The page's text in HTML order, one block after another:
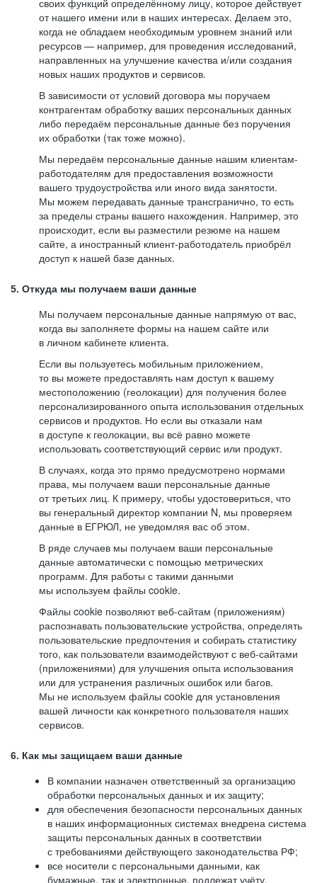
своих функций определённому лицу, которое действует
от нашего имени или в наших интересах. Делаем это,
когда не обладаем необходимым уровнем знаний или
ресурсов — например, для проведения исследований,
направленных на улучшение качества и/или создания
новых наших продуктов и сервисов.
В зависимости от условий договора мы поручаем
контрагентам обработку ваших персональных данных
либо передаём персональные данные без поручения
их обработки (так тоже можно).
Мы передаём персональные данные нашим клиентам-
работодателям для предоставления возможности
вашего трудоустройства или иного вида занятости.
Мы можем передавать данные трансгранично, то есть
за пределы страны вашего нахождения. Например, это
происходит, если вы разместили резюме на нашем
сайте, а иностранный клиент-работодатель приобрёл
доступ к нашей базе данных.
5. Откуда мы получаем ваши данные
Мы получаем персональные данные напрямую от вас,
когда вы заполняете формы на нашем сайте или
в личном кабинете клиента.
Если вы пользуетесь мобильным приложением,
то вы можете предоставлять нам доступ к вашему
местоположению (геолокации) для получения более
персонализированного опыта использования отдельных
сервисов и продуктов. Но если вы отказали нам
в доступе к геолокации, вы всё равно можете
использовать соответствующий сервис или продукт.
В случаях, когда это прямо предусмотрено нормами
права, мы получаем ваши персональные данные
от третьих лиц. К примеру, чтобы удостовериться, что
вы генеральный директор компании N, мы проверяем
данные в ЕГРЮЛ, не уведомляя вас об этом.
В ряде случаев мы получаем ваши персональные
данные автоматически с помощью метрических
программ. Для работы с такими данными
мы используем файлы cookie.
Файлы cookie позволяют веб-сайтам (приложениям)
распознавать пользовательские устройства, определять
пользовательские предпочтения и собирать статистику
того, как пользователи взаимодействуют с веб-сайтами
(приложениями) для улучшения опыта использования
или для устранения различных ошибок или багов.
Мы не используем файлы cookie для установления
вашей личности как конкретного пользователя наших
сервисов.
6. Как мы защищаем ваши данные
В компании назначен ответственный за организацию
обработки персональных данных и их защиту;
для обеспечения безопасности персональных данных
в наших информационных системах внедрена система
защиты персональных данных в соответствии
с требованиями действующего законодательства РФ;
все носители с персональными данными, как
бумажные, так и электронные, подлежат учёту,